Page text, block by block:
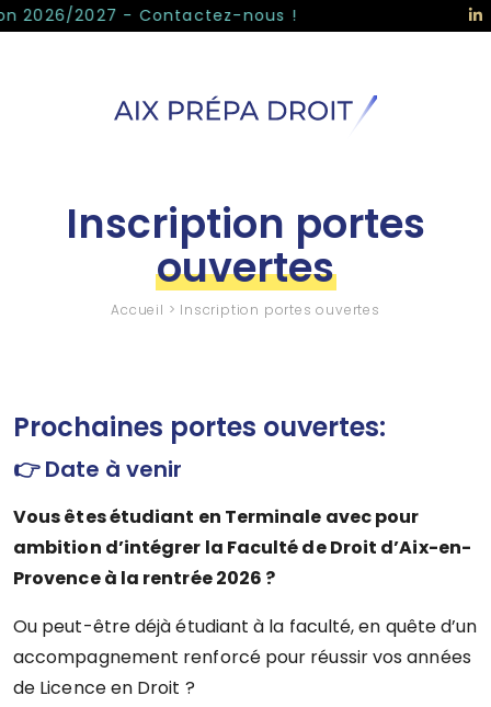
2026/2027 - Contactez-nous !
Inscription portes
ouvertes
Accueil > Inscription portes ouvertes
Prochaines portes ouvertes:
👉 Date à venir
Vous êtes étudiant en Terminale avec pour
ambition d’intégrer la Faculté de Droit d’Aix-en-
Provence à la rentrée 2026 ?
Ou peut-être déjà étudiant à la faculté, en quête d’un
accompagnement renforcé pour réussir vos années
de Licence en Droit ?
Panneau de gestion des cookies